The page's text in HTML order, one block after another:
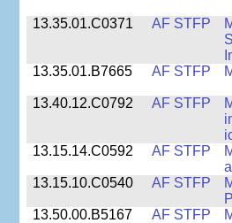
13.35.01.C0371 AF STFP
13.35.01.B7665
AF STFP
13.40.12.C0792 AF STFP
13.15.14.C0592
AF STFP
13.15.10.C0540
AF STFP
13.50.00.B5167
AF STFP